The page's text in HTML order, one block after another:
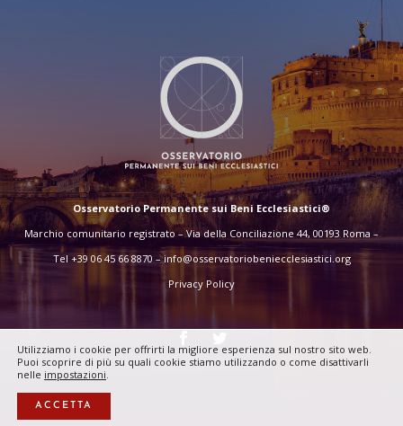
Osservatorio Permanente sui Beni Ecclesiastici®
Marchio comunitario registrato – Via della Conciliazione 44, 00193 Roma –
Tel +39 06 45 66 8870 –info@osservatoriobeniecclesiastici.org
Privacy Policy
Utilizziamo i cookie per offrirti la migliore esperienza sul nostro sito web.
Puoi scoprire di più su quali cookie stiamo utilizzando o come disattivarli
nelle impostazioni.
ACCETTA